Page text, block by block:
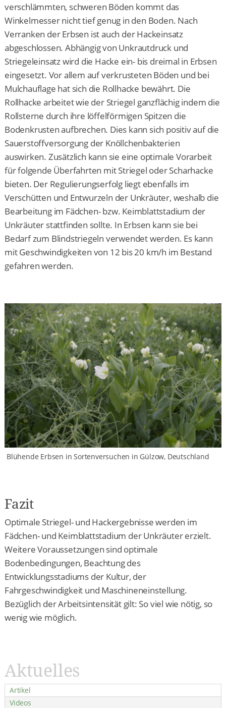
verschlämmten, schweren Böden kommt das
Winkelmesser nicht tief genug in den Boden. Nach
Verranken der Erbsen ist auch der Hackeinsatz
abgeschlossen. Abhängig von Unkrautdruck und
Striegeleinsatz wird die Hacke ein- bis dreimal in Erbsen
eingesetzt. Vor allem auf verkrusteten Böden und bei
Mulchauflage hat sich die Rollhacke bewährt. Die
Rollhacke arbeitet wie der Striegel ganzflächig indem die
Rollsterne durch ihre löffelförmigen Spitzen die
Bodenkrusten aufbrechen. Dies kann sich positiv auf die
Sauerstoffversorgung der Knöllchenbakterien
auswirken. Zusätzlich kann sie eine optimale Vorarbeit
für folgende Überfahrten mit Striegel oder Scharhacke
bieten. Der Regulierungserfolg liegt ebenfalls im
Verschütten und Entwurzeln der Unkräuter, weshalb die
Bearbeitung im Fädchen- bzw. Keimblattstadium der
Unkräuter stattfinden sollte. In Erbsen kann sie bei
Bedarf zum Blindstriegeln verwendet werden. Es kann
mit Geschwindigkeiten von 12 bis 20 km/h im Bestand
gefahren werden.
Blühende Erbsen in Sortenversuchen in Gülzow, Deutschland
Fazit
Optimale Striegel- und Hackergebnisse werden im
Fädchen- und Keimblattstadium der Unkräuter erzielt.
Weitere Voraussetzungen sind optimale
Bodenbedingungen, Beachtung des
Entwicklungsstadiums der Kultur, der
Fahrgeschwindigkeit und Maschineneinstellung.
Bezüglich der Arbeitsintensität gilt: So viel wie nötig, so
wenig wie möglich.
Aktuelles
Artikel
Videos